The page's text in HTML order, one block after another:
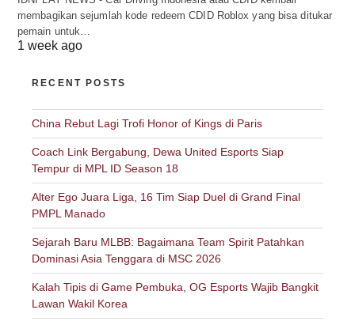
membagikan sejumlah kode redeem CDID Roblox yang bisa ditukar
pemain untuk…
1 week ago
RECENT POSTS
China Rebut Lagi Trofi Honor of Kings di Paris
Coach Link Bergabung, Dewa United Esports Siap
Tempur di MPL ID Season 18
Alter Ego Juara Liga, 16 Tim Siap Duel di Grand Final
PMPL Manado
Sejarah Baru MLBB: Bagaimana Team Spirit Patahkan
Dominasi Asia Tenggara di MSC 2026
Kalah Tipis di Game Pembuka, OG Esports Wajib Bangkit
Lawan Wakil Korea